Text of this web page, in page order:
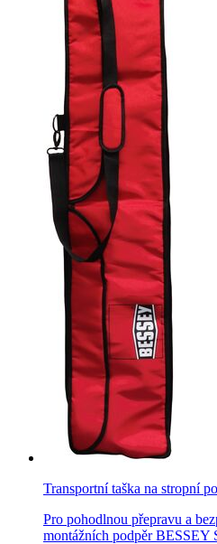
Transportní taška na stropní
Pro pohodlnou přepravu a
montážních podpěr BESSEY